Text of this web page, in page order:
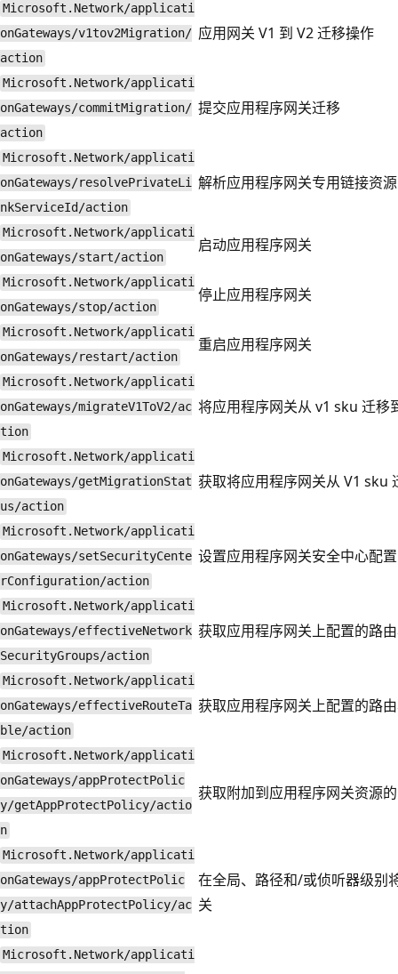
Microsoft.Network/applicati
onGateways/v1tov2Migration/
action
应用网关 V1 到 V2 迁移操作
Microsoft.Network/applicati
onGateways/commitMigration/
action
提交应用程序网关迁移
Microsoft.Network/applicati
onGateways/resolvePrivateLi
nkServiceId/action
解析应用程序网关专用链接资
Microsoft.Network/applicati
onGateways/start/action
启动应用程序网关
Microsoft.Network/applicati
onGateways/stop/action
停止应用程序网关
Microsoft.Network/applicati
onGateways/restart/action
重启应用程序网关
Microsoft.Network/applicati
onGateways/migrateV1ToV2/ac
tion
将应用程序网关从 v1 sku 迁移
Microsoft.Network/applicati
onGateways/getMigrationStat
us/action
获取将应用程序网关从 V1 sku
Microsoft.Network/applicati
onGateways/setSecurityCente
rConfiguration/action
设置应用程序网关安全中心配置
Microsoft.Network/applicati
onGateways/effectiveNetwork
SecurityGroups/action
获取应用程序网关上配置的路
Microsoft.Network/applicati
onGateways/effectiveRouteTa
ble/action
获取应用程序网关上配置的路
Microsoft.Network/applicati
onGateways/appProtectPolic
y/getAppProtectPolicy/actio
n
获取附加到应用程序网关资源
Microsoft.Network/applicati
onGateways/appProtectPolic
y/attachAppProtectPolicy/ac
tion
在全局、路径和/或侦听器级别
关
Microsoft.Network/applicati